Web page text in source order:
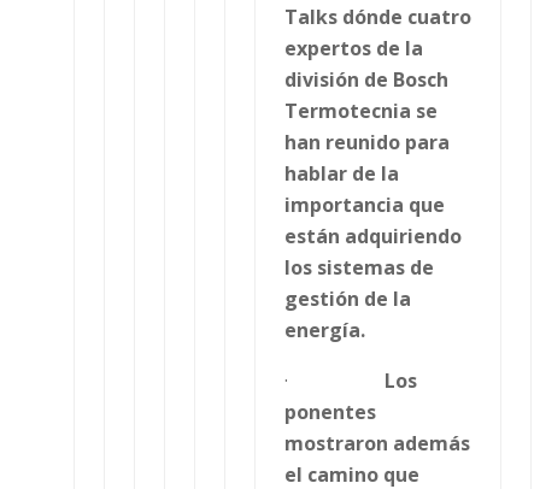
Talks dónde cuatro
expertos de la
división de Bosch
Termotecnia se
han reunido para
hablar de la
importancia que
están adquiriendo
los sistemas de
gestión de la
energía.
· Los
ponentes
mostraron además
el camino que